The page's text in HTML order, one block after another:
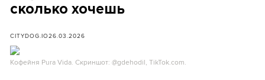
сколько хочешь
CITYDOG.IO26.03.2026
Кофейня Pura Vida. Скриншот: @gdehodil, TikTok.com.